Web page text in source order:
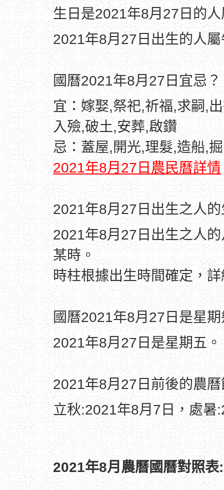
生日是2021年8月27日的
2021年8月27日出生的人
國曆2021年8月27日宜忌？
宜：嫁娶,祭祀,祈福,求嗣,
入殮,破土,安葬,啟鑽
忌：蓋屋,開光,理髮,造船,
2021年8月27日農民曆詳情
2021年8月27日出生之人
2021年8月27日出生之人
某時。
時柱根據出生時間確定，
國曆2021年8月27日是星
2021年8月27日是星期五。
2021年8月27日前後的農
立秋:2021年8月7日，處暑
2021年8月農曆國曆對照表: